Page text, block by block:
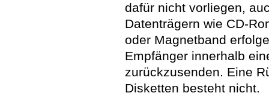
dafür nicht vorliegen,
Datenträgern wie CD-
oder Magnetband
Empfänger innerhalb
zurückzusenden. Eine
Disketten besteht nicht.